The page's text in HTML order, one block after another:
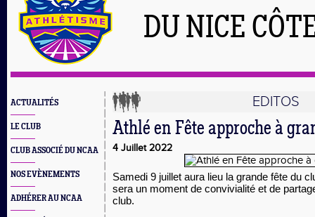
DU NICE
ACTUALITÉS
LE CLUB
CLUB ASSOCIÉ DU NCAA
NOS EVÈNEMENTS
ADHÉRER AU NCAA
EDITOS
Athlé en Fête approche à
4 Juillet 2022
Samedi 9 juillet aura lieu la grande fête du
sera un moment de convivialité et de
club.